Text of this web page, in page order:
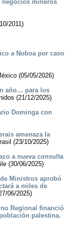
negocios mineros
2011)
a Noboa por caso
(05/05/2026)
año… para los
(21/12/2025)
Dominga con
amenaza la
(23/10/2025)
a nueva consulta
(30/06/2025)
Ministros aprobó
a miles de
06/2025)
Regional financió
palestina.